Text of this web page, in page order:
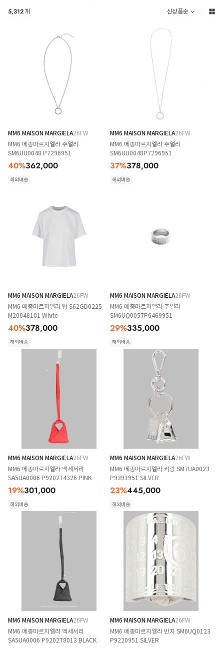
5,312개 신상품순
MM6 MAISON MARGIELA26FW
MM6 메종마르지엘라 주얼리
SM6UU0048 P7296951
40%362,000
해외배송
MM6 MAISON MARGIELA26FW
MM6 메종마르지엘라 주얼리
SM6UU0048P7296951
37%378,000
해외배송
MM6 MAISON MARGIELA26FW
MM6 메종마르지엘라 탑 S62GD0225
M20048101 White
40%378,000
해외배송
MM6 MAISON MARGIELA26FW
MM6 메종마르지엘라 주얼리
SM6UQ0057P6469951
29%335,000
해외배송
MM6 MAISON MARGIELA26FW
MM6 메종마르지엘라 액세서리
SA5UA0006 P9202T4326 PINK
19%301,000
해외배송
MM6 MAISON MARGIELA26FW
MM6 메종마르지엘라 키링 SM7UA0023
P9391951 SILVER
23%445,000
해외배송
MM6 MAISON MARGIELA26FW
MM6 메종마르지엘라 액세서리
SA5UA0006 P9202T8013 BLACK
MM6 MAISON MARGIELA26FW
MM6 메종마르지엘라 반지 SM6UQ0123
P9220951 SILVER